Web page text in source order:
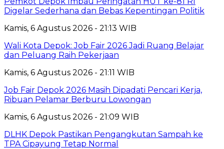
Digelar Sederhana dan Bebas Kepentingan Politik
Kamis, 6 Agustus 2026 - 21:13 WIB
Wali Kota Depok: Job Fair 2026 Jadi Ruang Belajar
dan Peluang Raih Pekerjaan
Kamis, 6 Agustus 2026 - 21:11 WIB
Job Fair Depok 2026 Masih Dipadati Pencari Kerja,
Ribuan Pelamar Berburu Lowongan
Kamis, 6 Agustus 2026 - 21:09 WIB
DLHK Depok Pastikan Pengangkutan Sampah ke
TPA Cipayung Tetap Normal